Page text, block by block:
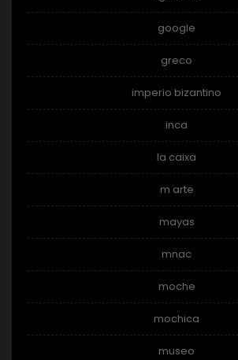
google
greco
imperio bizantino
inca
la caixa
m arte
mayas
mnac
moche
mochica
museo